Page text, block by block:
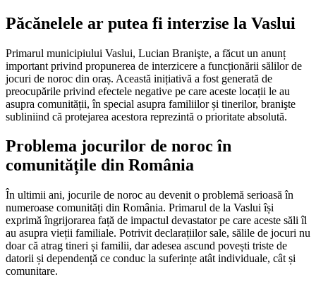
Păcănelele ar putea fi interzise la Vaslui
Primarul municipiului Vaslui, Lucian Branişte, a făcut un anunț
important privind propunerea de interzicere a funcționării sălilor de
jocuri de noroc din oraș. Această inițiativă a fost generată de
preocupările privind efectele negative pe care aceste locații le au
asupra comunității, în special asupra familiilor și tinerilor, branişte
subliniind că protejarea acestora reprezintă o prioritate absolută.
Problema jocurilor de noroc în
comunitățile din România
În ultimii ani, jocurile de noroc au devenit o problemă serioasă în
numeroase comunități din România. Primarul de la Vaslui își
exprimă îngrijorarea față de impactul devastator pe care aceste săli îl
au asupra vieții familiale. Potrivit declarațiilor sale, sălile de jocuri nu
doar că atrag tineri și familii, dar adesea ascund povești triste de
datorii și dependență ce conduc la suferințe atât individuale, cât și
comunitare.